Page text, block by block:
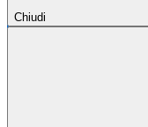
Chiudi